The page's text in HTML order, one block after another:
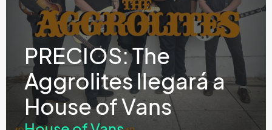
PRECIOS: The
Aggrolites llegará a
House of Vans